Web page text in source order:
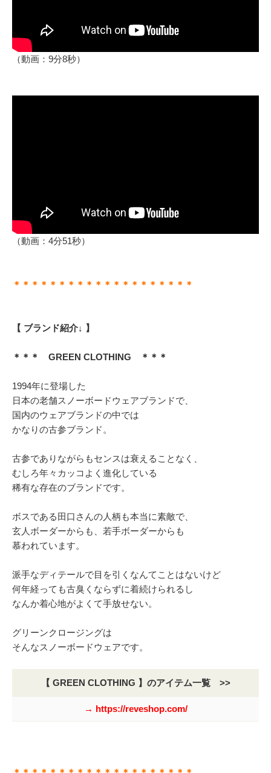
（動画：9分8秒）
（動画：4分51秒）
＊＊＊＊＊＊＊＊＊＊＊＊＊＊＊＊＊＊＊＊
【 ブランド紹介↓ 】
＊＊＊ GREEN CLOTHING ＊＊＊
1994年に登場した
日本の老舗スノーボードウェアブランドで、
国内のウェアブランドの中では
かなりの古参ブランド。
古参でありながらもセンスは衰えることなく、
むしろ年々カッコよく進化している
稀有な存在のブランドです。
ボスである田口さんの人柄も本当に素敵で、
玄人ボーダーからも、若手ボーダーからも
慕われています。
派手なディテールで目を引くなんてことはないけど
何年経っても古臭くならずに着続けられるし
なんか着心地がよくて手放せない。
グリーンクロージングは
そんなスノーボードウェアです。
【 GREEN CLOTHING 】のアイテム一覧 >>
→ https://reveshop.com/